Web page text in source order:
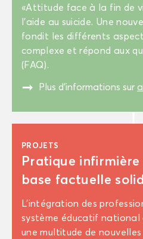
«At­ti­tude face à la fin de
l’aide au sui­cide. Une
fon­dit les dif­fé­rents
com­plexe et ré­pond aux
(FAQ).
" Plus d’in­for­ma­tions sur
PRO­JETS
Pra­tique in­fir­mière
base fac­tuelle
L’in­té­gra­tion des
sys­tème édu­ca­tif na­tio­nal
une mul­ti­tude de